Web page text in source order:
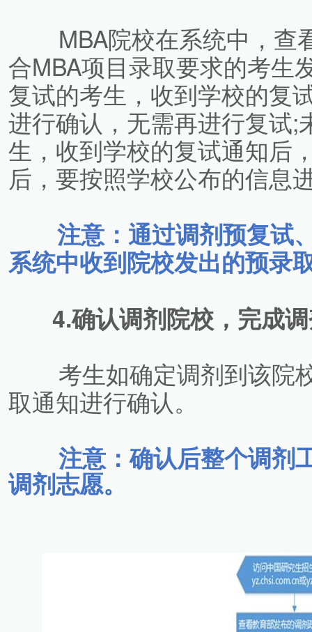
MBA院校在系统中，查
合MBA项目录取要求的考生
复试的考生，收到学校的复
进行确认，无需再进行复试;
生，收到学校的复试通知后
后，要按照学校公布的信息
注意：通过调剂预复试
系统中收到院校发出的预录
4.确认调剂院校，完成
考生如确定调剂到该院
取通知进行确认。
注意：确认后整个调剂
调剂志愿。